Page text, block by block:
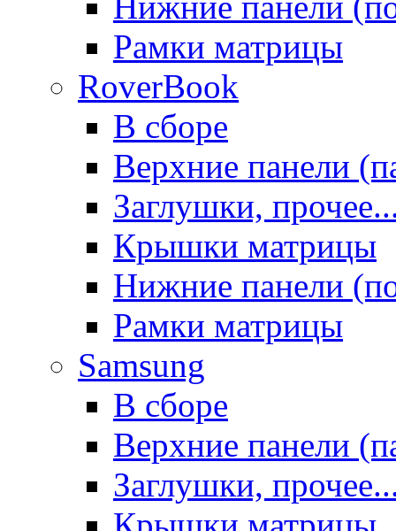
Рамки матрицы
RoverBook
В сборе
Верхние панели
Заглушки,
Крышки матрицы
Нижние панели
Рамки матрицы
Samsung
В сборе
Верхние панели
Заглушки,